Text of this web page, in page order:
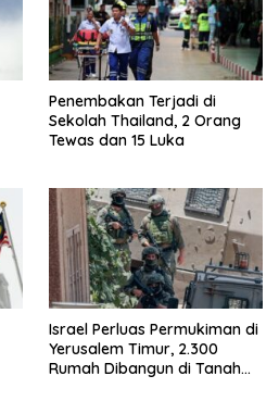
Penembakan Terjadi di
Sekolah Thailand, 2 Orang
Tewas dan 15 Luka
Israel Perluas Permukiman di
Yerusalem Timur, 2.300
Rumah Dibangun di Tanah